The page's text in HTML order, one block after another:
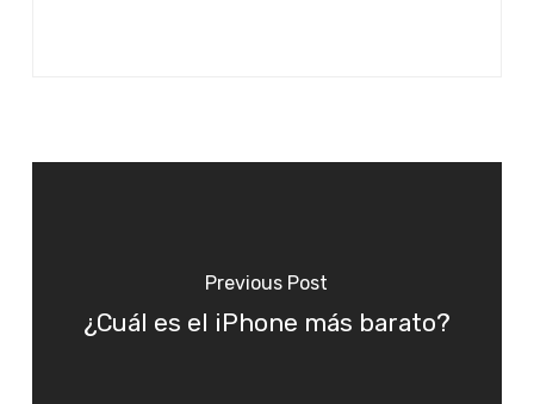
Previous Post
¿Cuál es el iPhone más barato?